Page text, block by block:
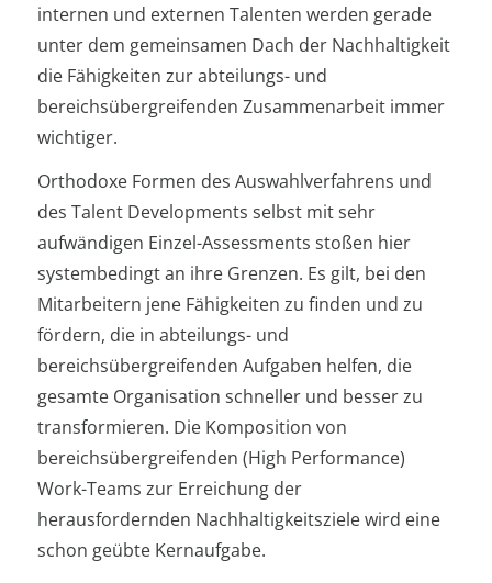
internen und externen Talenten werden gerade
unter dem gemeinsamen Dach der Nachhaltigkeit
die Fähigkeiten zur abteilungs- und
bereichsübergreifenden Zusammenarbeit immer
wichtiger.
Orthodoxe Formen des Auswahlverfahrens und
des Talent Developments selbst mit sehr
aufwändigen Einzel-Assessments stoßen hier
systembedingt an ihre Grenzen. Es gilt, bei den
Mitarbeitern jene Fähigkeiten zu finden und zu
fördern, die in abteilungs- und
bereichsübergreifenden Aufgaben helfen, die
gesamte Organisation schneller und besser zu
transformieren. Die Komposition von
bereichsübergreifenden (High Performance)
Work-Teams zur Erreichung der
herausfordernden Nachhaltigkeitsziele wird eine
schon geübte Kernaufgabe.